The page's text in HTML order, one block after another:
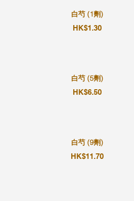
白芍 (1劑)
HK$1.30
白芍 (5劑)
HK$6.50
白芍 (9劑)
HK$11.70